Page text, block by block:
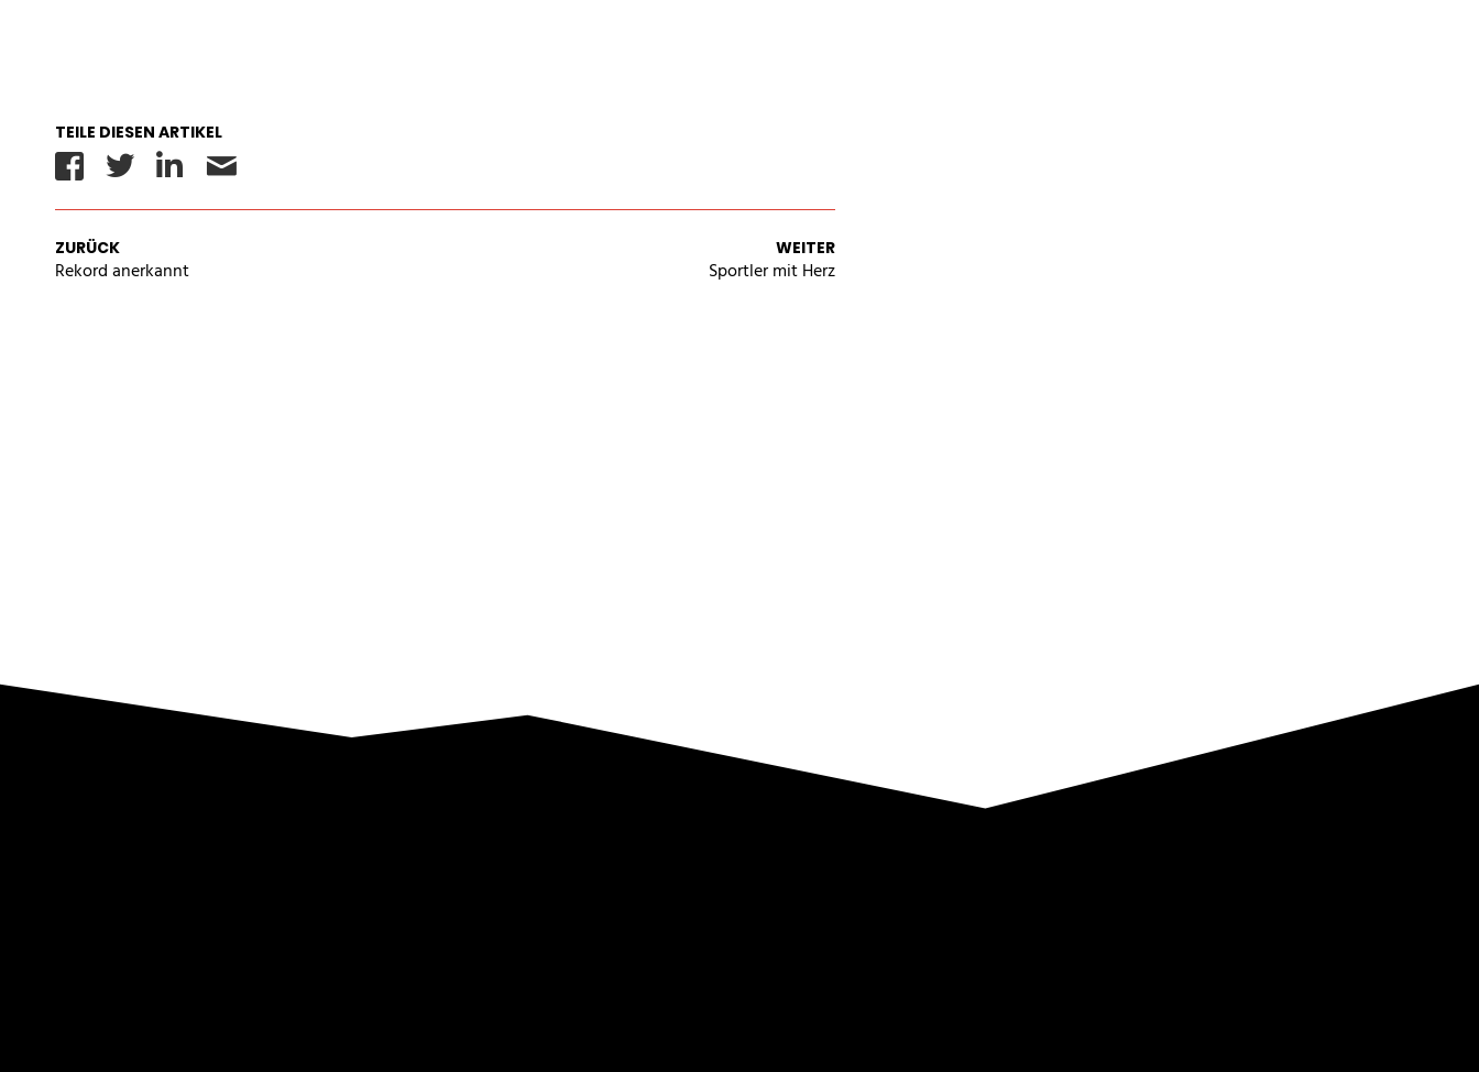
TEILE DIESEN ARTIKEL
Facebook
Twitter
Linkedin
ZURÜCK
Rekord anerkannt
WEITER
Sportler mit Herz
IMPRESSUM